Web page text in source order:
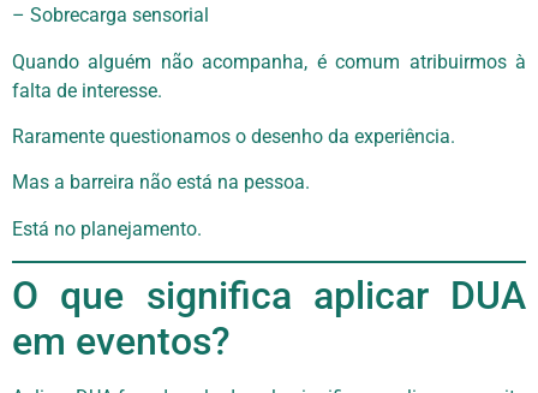
– Sobrecarga sensorial
Quando alguém não acompanha, é comum atribuirmos à
falta de interesse.
Raramente questionamos o desenho da experiência.
Mas a barreira não está na pessoa.
Está no planejamento.
O que significa aplicar DUA
em eventos?